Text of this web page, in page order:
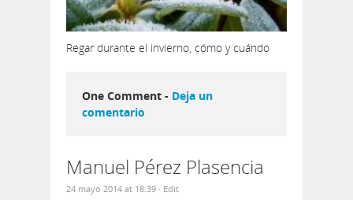
Regar durante el invierno, cómo y cuándo
One Comment - Deja un
comentario
Manuel Pérez Plasencia
24 mayo 2014 at 18:39 · Edit